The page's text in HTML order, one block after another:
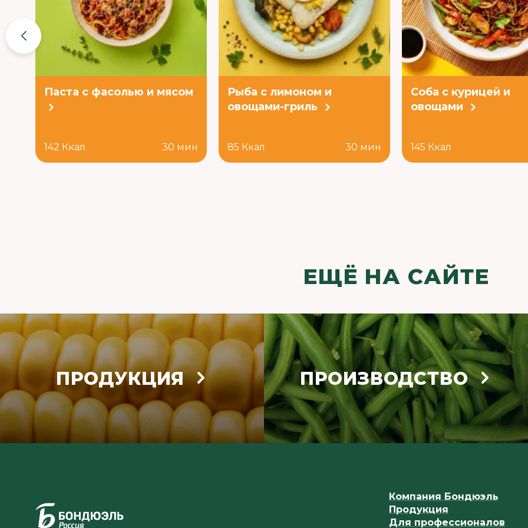
Паста с фасолью и мясом
142 Ккал 30 мин
Рыба с лимоном и
овощами-гриль
85 Ккал 30 мин
Соба с курицей и
овощами
145 Ккал
ЕЩЁ НА САЙТЕ
ПРОДУКЦИЯ ПРОИЗВОДСТВО
Компания Бондюэль
Продукция
Для профессионалов